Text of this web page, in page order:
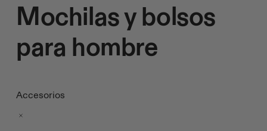
Mochilas y bolsos
para hombre
Accesorios